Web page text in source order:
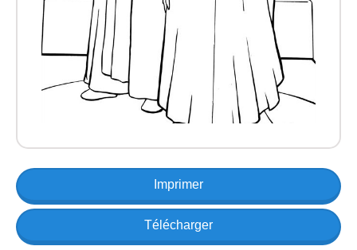
Imprimer
Télécharger